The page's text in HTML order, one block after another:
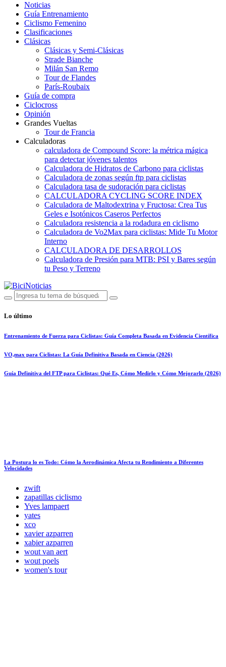
Noticias
Guía Entrenamiento
Ciclismo Femenino
Clasificaciones
Clásicas
Clásicas y Semi-Clásicas
Strade Bianche
Milán San Remo
Tour de Flandes
París-Roubaix
Guía de compra
Ciclocross
Opinión
Grandes Vueltas
Tour de Francia
Calculadoras
calculadora de Compound Score: la métrica mágica
para detectar jóvenes talentos
Calculadora de Hidratos de Carbono para ciclistas
Calculadora de zonas según ftp para ciclistas
Calculadora tasa de sudoración para ciclistas
CALCULADORA CYCLING SCORE INDEX
Calculadora de Maltodextrina y Fructosa: Crea Tus
Geles e Isotónicos Caseros Perfectos
Calculadora resistencia a la rodadura en ciclismo
Calculadora de Vo2Max para ciclistas: Mide Tu Motor
Interno
CALCULADORA DE DESARROLLOS
Calculadora de Presión para MTB: PSI y Bares según
tu Peso y Terreno
Lo último
Entrenamiento de Fuerza para Ciclistas: Guía Completa Basada en Evidencia Científica
VO₂max para Ciclistas: La Guía Definitiva Basada en Ciencia (2026)
Guía Definitiva del FTP para Ciclistas: Qué Es, Cómo Medirlo y Cómo Mejorarlo (2026)
La Postura lo es Todo: Cómo la Aerodinámica Afecta tu Rendimiento a Diferentes
Velocidades
zwift
zapatillas ciclismo
Yves lampaert
yates
xco
xavier azparren
xabier azparren
wout van aert
wout poels
women's tour